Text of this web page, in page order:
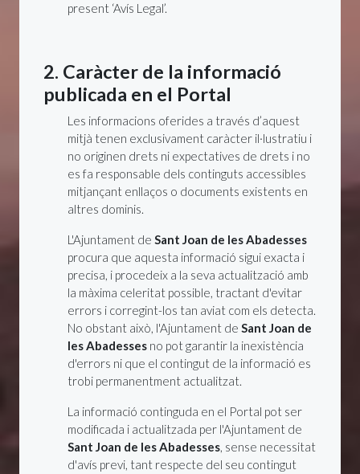
present ‘Avís Legal’.
2. Caràcter de la informació
publicada en el Portal
Les informacions oferides a través d’aquest
mitjà tenen exclusivament caràcter il·lustratiu i
no originen drets ni expectatives de drets i no
es fa responsable dels continguts accessibles
mitjançant enllaços o documents existents en
altres dominis.
L'Ajuntament de Sant Joan de les Abadesses
procura que aquesta informació sigui exacta i
precisa, i procedeix a la seva actualització amb
la màxima celeritat possible, tractant d'evitar
errors i corregint-los tan aviat com els detecta.
No obstant això, l'Ajuntament de Sant Joan de
les Abadesses no pot garantir la inexistència
d'errors ni que el contingut de la informació es
trobi permanentment actualitzat.
La informació continguda en el Portal pot ser
modificada i actualitzada per l'Ajuntament de
Sant Joan de les Abadesses, sense necessitat
d'avís previ, tant respecte del seu contingut